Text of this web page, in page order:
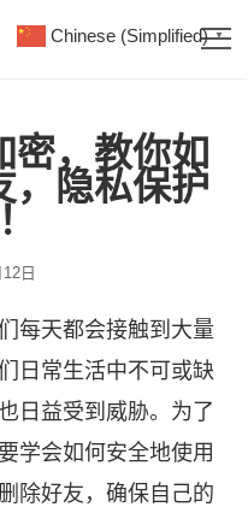
密，教你如
，隐私保护
日
每天都会接触到大量
日常生活中不可或缺
日益受到威胁。为了
学会如何安全地使用
除好友，确保自己的
Chinese (Simplified) ▼